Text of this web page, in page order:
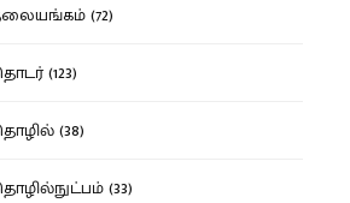
(72)
(123)
(38)
(33)